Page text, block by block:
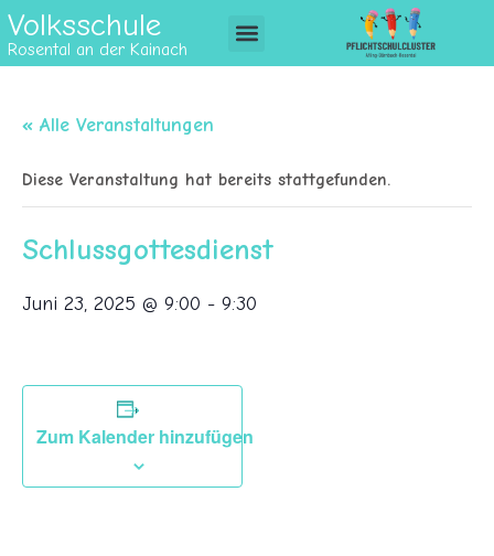
Volksschule
Rosental an der Kainach
« Alle Veranstaltungen
Diese Veranstaltung hat bereits stattgefunden.
Schlussgottesdienst
Juni 23, 2025 @ 9:00 - 9:30
Zum Kalender hinzufügen